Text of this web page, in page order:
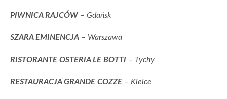
PIWNICA RAJCÓW – Gdańsk
SZARA EMINENCJA – Warszawa
RISTORANTE OSTERIA LE BOTTI – Tychy
RESTAURACJA GRANDE COZZE – Kielce